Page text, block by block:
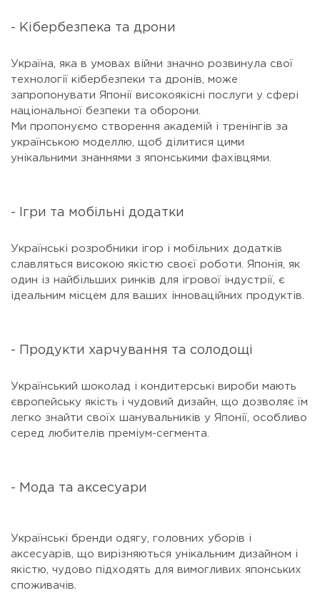
- Кібербезпека та дрони
Україна, яка в умовах війни значно розвинула свої
технології кібербезпеки та дронів, може
запропонувати Японії високоякісні послуги у сфері
національної безпеки та оборони.
Ми пропонуємо створення академій і тренінгів за
українською моделлю, щоб ділитися цими
унікальними знаннями з японськими фахівцями.
- Ігри та мобільні додатки
Українські розробники ігор і мобільних додатків
славляться високою якістю своєї роботи. Японія, як
один із найбільших ринків для ігрової індустрії, є
ідеальним місцем для ваших інноваційних продуктів.
- Продукти харчування та солодощі
Український шоколад і кондитерські вироби мають
європейську якість і чудовий дизайн, що дозволяє їм
легко знайти своїх шанувальників у Японії, особливо
серед любителів преміум-сегмента.
- Мода та аксесуари
Українські бренди одягу, головних уборів і
аксесуарів, що вирізняються унікальним дизайном і
якістю, чудово підходять для вимогливих японських
споживачів.